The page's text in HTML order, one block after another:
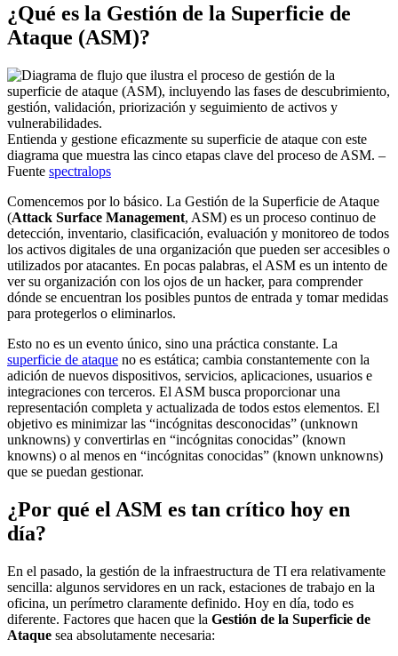
¿Qué es la Gestión de la Superficie de
Ataque (ASM)?
Entienda y gestione eficazmente su superficie de ataque con este
diagrama que muestra las cinco etapas clave del proceso de ASM. –
Fuente spectralops
Comencemos por lo básico. La Gestión de la Superficie de Ataque
(Attack Surface Management, ASM) es un proceso continuo de
detección, inventario, clasificación, evaluación y monitoreo de todos
los activos digitales de una organización que pueden ser accesibles o
utilizados por atacantes. En pocas palabras, el ASM es un intento de
ver su organización con los ojos de un hacker, para comprender
dónde se encuentran los posibles puntos de entrada y tomar medidas
para protegerlos o eliminarlos.
Esto no es un evento único, sino una práctica constante. La
superficie de ataque no es estática; cambia constantemente con la
adición de nuevos dispositivos, servicios, aplicaciones, usuarios e
integraciones con terceros. El ASM busca proporcionar una
representación completa y actualizada de todos estos elementos. El
objetivo es minimizar las “incógnitas desconocidas” (unknown
unknowns) y convertirlas en “incógnitas conocidas” (known
knowns) o al menos en “incógnitas conocidas” (known unknowns)
que se puedan gestionar.
¿Por qué el ASM es tan crítico hoy en
día?
En el pasado, la gestión de la infraestructura de TI era relativamente
sencilla: algunos servidores en un rack, estaciones de trabajo en la
oficina, un perímetro claramente definido. Hoy en día, todo es
diferente. Factores que hacen que la Gestión de la Superficie de
Ataque sea absolutamente necesaria: